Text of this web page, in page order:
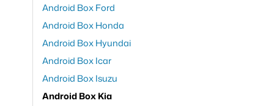
Android Box Ford
Android Box Honda
Android Box Hyundai
Android Box Icar
Android Box Isuzu
Android Box Kia